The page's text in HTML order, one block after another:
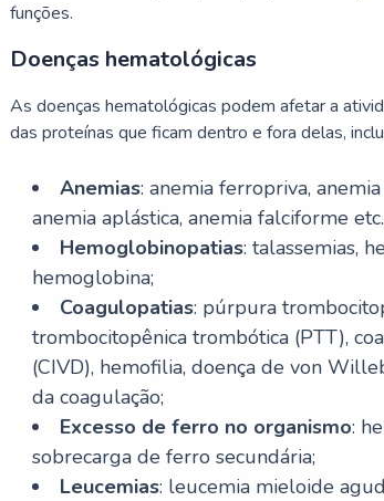
funções.
Doenças hematológicas
As doenças hematológicas podem afetar a
das proteínas que ficam dentro e fora delas,
Anemias: anemia ferropriva,
anemia aplástica, anemia falciforme
Hemoglobinopatias: talassemias,
hemoglobina;
Coagulopatias: púrpura
trombocitopênica trombótica (PTT),
(CIVD), hemofilia, doença de von
da coagulação;
Excesso de ferro no organismo:
sobrecarga de ferro secundária;
Leucemias: leucemia mieloide